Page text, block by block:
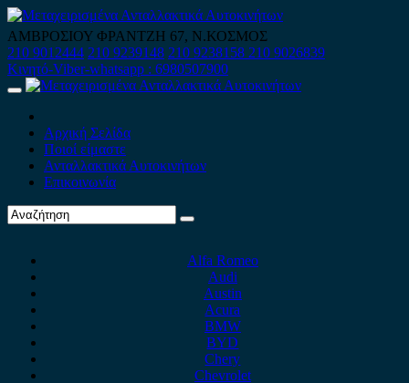
Skip
to
content
ΑΜΒΡΟΣΙΟΥ ΦΡΑΝΤΖΗ 67, Ν.ΚΟΣΜΟΣ
210 9012444 210 9239148 210 9238158 210 9026839
Κινητό-Viber-whatsapp : 6980507900
Primary
Αρχική Σελίδα
Ποιοί είμαστε
Ανταλλακτικά Αυτοκινήτων
Επικοινωνία
Alfa Romeo
Audi
Austin
Acura
BMW
BYD
Chery
Chevrolet